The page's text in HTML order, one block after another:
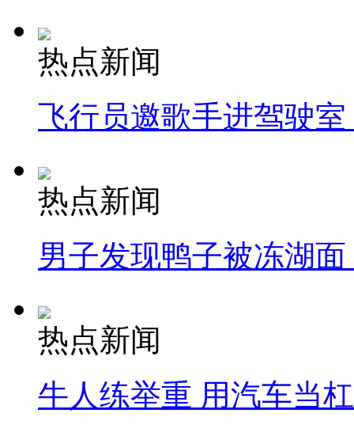
热点新闻
飞行员邀歌手进驾驶
热点新闻
男子发现鸭子被冻湖
热点新闻
牛人练举重 用汽车当